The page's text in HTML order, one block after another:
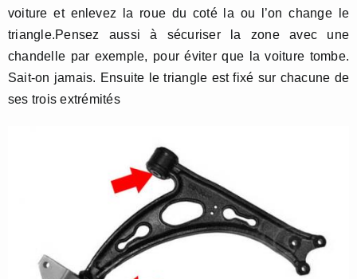
voiture et enlevez la roue du coté la ou l’on change le
triangle.Pensez aussi à sécuriser la zone avec une
chandelle par exemple, pour éviter que la voiture tombe.
Sait-on jamais. Ensuite le triangle est fixé sur chacune de
ses trois extrémités